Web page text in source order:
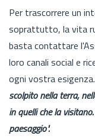
Per trascorrere un
soprattutto, la vita
basta contattare
loro canali social e
ogni vostra esigenza.
scolpito nella terra,
in quelli che la
paesaggio".